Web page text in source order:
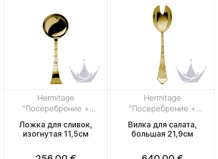
Hermitage
"Посеребрение +
сплошная позолота"
Ложка для сливок,
изогнутая 11,5см
Hermitage
"Посеребрение +
сплошная позолота"
Вилка для салата,
большая 21,9см